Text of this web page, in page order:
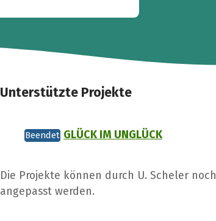
Unterstützte Projekte
Beendet GLÜCK IM UNGLÜCK
Die Projekte können durch U. Scheler noch
angepasst werden.